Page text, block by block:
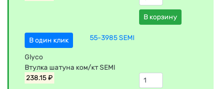
В корзину
В один клик 55-3985 SEMI
Glyco
Втулка шатуна ком/кт SEMI
238.15 ₽